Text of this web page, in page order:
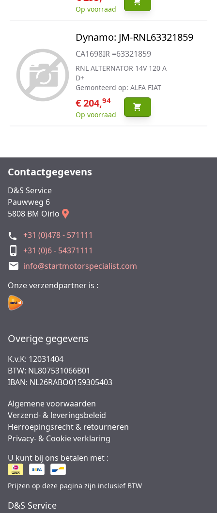
Op voorraad
Dynamo: JM-RNL63321859
CA1698IR =63321859
RNL ALTERNATOR 14V 120 A
D+
Gemonteerd op: ALFA FIAT
€ 204,94
Op voorraad
Contactgegevens
D&S Service
Pauwweg 6
5808 BM Oirlo
+31 (0)478 - 571111
+31 (0)6 - 54371111
info@startmotorspecialist.com
Onze verzendpartner is :
Overige gegevens
K.v.K: 12031404
BTW: NL807531066B01
IBAN: NL26RABO0159305403
Algemene voorwaarden
Verzend- & leveringsbeleid
Herroepingsrecht & retourneren
Privacy- & Cookie verklaring
U kunt bij ons betalen met :
Prijzen op deze pagina zijn inclusief BTW
D&S Service